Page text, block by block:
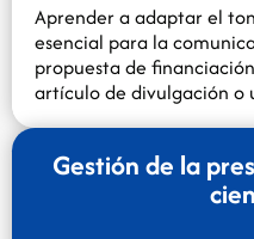
Aprender a adaptar el
esencial para la
propuesta de
artículo de divulgación o
Gestión de la